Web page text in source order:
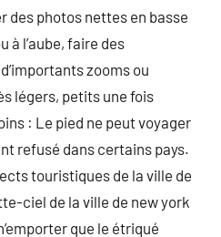
des photos nettes en basse
à l’aube, faire des
zooms ou
légers, petits une fois
: Le pied ne peut voyager
refusé dans certains pays.
touristiques de la ville de
ciel de la ville de new york
que le étriqué